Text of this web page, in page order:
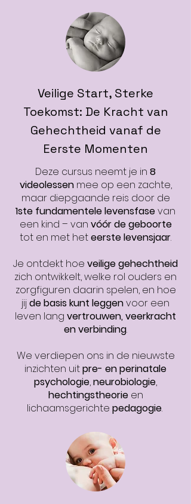
Veilige Start, Sterke
Toekomst: De Kracht van
Gehechtheid vanaf de
Eerste Momenten
Deze cursus neemt je in 8
videolessenmee op een zachte,
maar diepgaande reis door de
1ste fundamentele levensfasevan
een kind – van vóór de geboorte
tot en met heteerste levensjaar.
Je ontdekt hoe veilige gehechtheid
zich ontwikkelt, welke rol ouders en
zorgfiguren daarin spelen, en hoe
jijde basis kunt leggenvoor een
leven lang vertrouwen, veerkracht
en verbinding.
​We verdiepen ons in de nieuwste
inzichten uitpre- en perinatale
psychologie,neurobiologie,
hechtingstheorieen
lichaamsgerichte pedagogie.